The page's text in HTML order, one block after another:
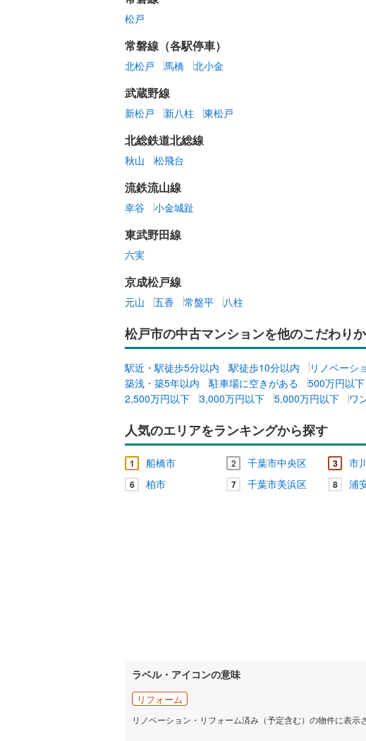
松戸
常磐線（各駅停車）
北松戸 馬橋 北小金
武蔵野線
新松戸 新八柱 東松戸
北総鉄道北総線
秋山 松飛台
流鉄流山線
幸谷 小金城趾
東武野田線
六実
京成松戸線
元山 五香 常盤平 八柱
松戸市の中古マンションを他のこだわり
駅近・駅徒歩5分以内 駅徒歩10分以内 リノベーシ
築浅・築5年以内
駐車場に空きがある 500万円以下
2,500万円以下
3,000万円以下 5,000万円以下 ワ
人気のエリアをランキングから探す
1 船橋市 2 千葉市中央区 3 市
6 柏市 7 千葉市美浜区 8 浦
ラベル・アイコンの意味
リフォーム
リノベーション・リフォーム済み（予定含む）の物件に表示